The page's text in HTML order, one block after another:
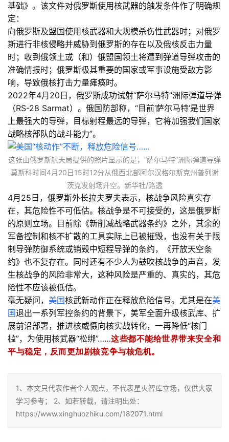
基础》。该文件对俄罗斯使用核武器的触发条件作了明确规
定：
向俄罗斯及盟国使用核武器和大规模杀伤性武器时；对俄罗
斯进行非核侵略并威胁到俄罗斯的存在以及俄核反击力量
时；收到俄领土或（和）俄盟国领土将遭到弹道导弹攻击的
准确情报时；俄罗斯极其重要的国家或军事设施受敌方影
响，导致俄核打击力量瘫痪时。
2022年4月20日，俄罗斯成功试射“萨尔马特”洲际弹道导弹
（RS-28 Sarmat）。俄国防部称，“目前‘萨尔马特’是世界
上最强大的导弹，目标射程最远的导弹，它将加强我们国家
战略核部队的战斗能力”。
这张由俄罗斯航天局提供的照片显示的是，“萨尔马特”洲际弹道导弹
莫斯科时间4月20日15时12分从俄西北部阿尔汉格尔斯克州普列谢
茨克发射场升空。新华社/路透
4月25日，俄罗斯外长拉夫罗夫表示，核战争风险真实存
在，其危险性不可低估。核战争是不可接受的，这是俄罗斯
的原则立场。目前除《新削减战略武器条约》之外，其余的
军备控制和核不扩散的工具实际上已被摧毁，也没有关于限
制导弹防御系统或销毁中短程导弹的条约，《开放天空条
约》也不复存在。同时还有不少人为鼓吹核战争的声音，发
生核战争的风险非常大，这种风险是严重的、真实的，其危
险性不应该被低估。
毫无疑问， 美国核武新动作正在释放危险信号。尤其是在美
国退出一系列军控条约的背景下，美军全面升级核武库、扩
展前沿部署，推进核威慑向核实战转化，一再降低“核门
槛”，为使用核武器“松绑”……这些都不能给世界带来安全和
平与稳定，反而更加剧核竞争与核危机。
1、本文只代表作者个人观点，不代表星火智库立场，仅供大家
学习参考； 2、如若转载，请注明出处：
https://www.xinghuozhiku.com/182071.html